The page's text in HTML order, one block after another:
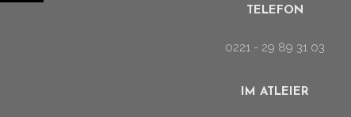
TELEFON
0221 - 29 89 31 03
IM ATLEIER